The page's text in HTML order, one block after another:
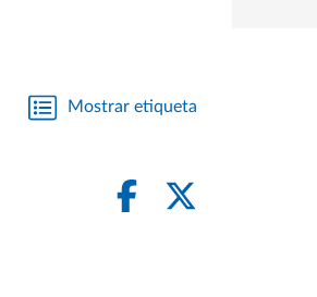
Mostrar etiqueta